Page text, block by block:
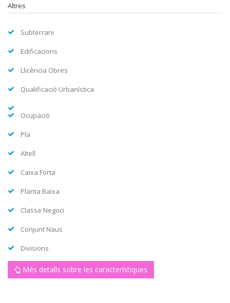
Altres
Subterrani
Edificacions
Llicència Obres
Qualificació Urbanística
Ocupació
Pla
Altell
Caixa Forta
Planta Baixa
Classe Negoci
Conjunt Naus
Divisions
Més detalls sobre les característiques